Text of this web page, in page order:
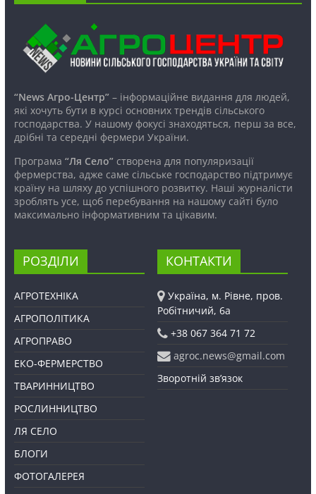
“News Агро-Центр”– інформаційне видання для людей,
які хочуть бути в курсі основних трендів сільського
господарства. У нашому фокусі знаходяться, перш за все,
дрібні та середні фермери України.
Програма “Ля Село”створена для популяризації
фермерства, адже саме сільське господарство підтримує
країну на шляху до успішного розвитку. Наші журналісти
зроблять усе, щоб перебування на нашому сайті було
максимально інформативним та цікавим.
РОЗДІЛИ
АГРОТЕХНІКА
АГРОПОЛІТИКА
АГРОПРАВО
ЕКО-ФЕРМЕРСТВО
ТВАРИННИЦТВО
РОСЛИННИЦТВО
ЛЯ СЕЛО
БЛОГИ
ФОТОГАЛЕРЕЯ
КОНТАКТИ
Україна, м. Рівне, пров.
Робітничий, 6а
+38 067 364 71 72
agroc.news@gmail.com
Зворотній зв’язок